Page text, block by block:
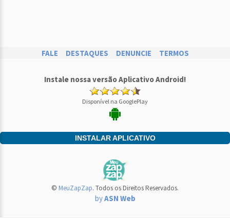
FALE DESTAQUES DENUNCIE TERMOS
Instale nossa versão Aplicativo Android!
Disponível na GooglePlay
INSTALAR APLICATIVO
© MeuZapZap. Todos os Direitos Reservados.
byASN Web